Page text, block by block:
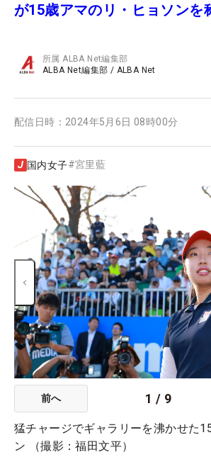
が15歳アマのリ・ヒョソンを
所属ALBA Net編集部
ALBA Net編集部 / ALBA Net
配信日時： 2024年5月6日 08時00分
国内女子#宮里藍
前へ 1 / 9
猛チャージでギャラリーを沸かせた
ン （撮影：福田文平）